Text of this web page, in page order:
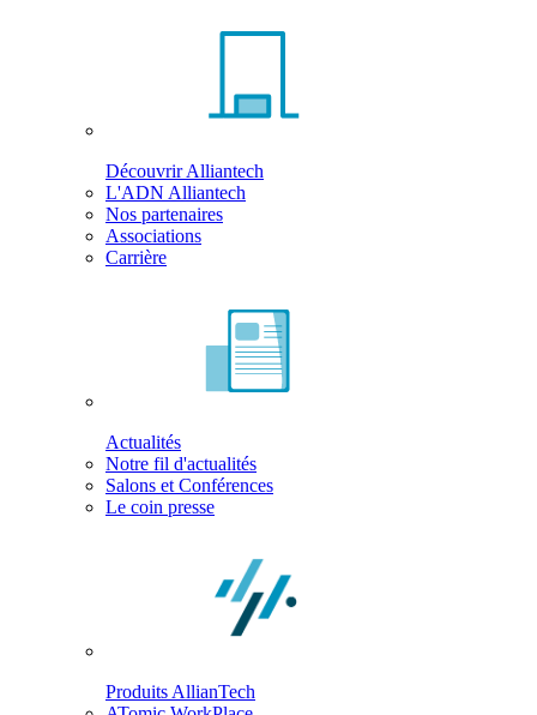
Découvrir Alliantech
L'ADN Alliantech
Nos partenaires
Associations
Carrière
Actualités
Notre fil d'actualités
Salons et Conférences
Le coin presse
Produits AllianTech